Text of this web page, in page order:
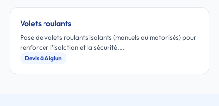
Volets roulants
Pose de volets roulants isolants (manuels ou motorisés) pour
renforcer l'isolation et la sécurité.…
Devis à Aiglun